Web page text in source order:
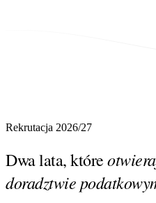
Rekrutacja 2026/27
Dwa lata, które
doradztwie